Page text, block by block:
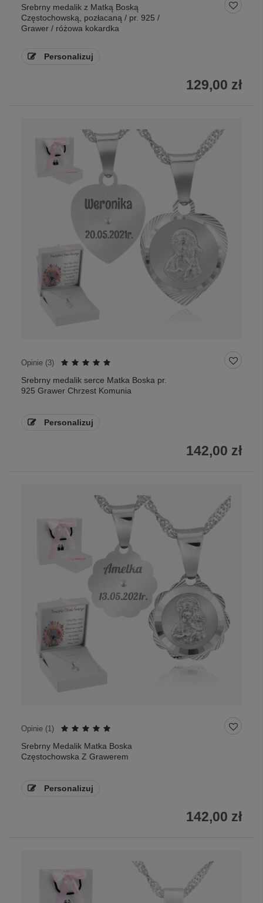
Srebrny medalik z Matką Boską
Częstochowską, pozłacaną / pr. 925 /
Grawer / różowa kokardka
Personalizuj
129,00 zł
Opinie (3)
Srebrny medalik serce Matka Boska pr.
925 Grawer Chrzest Komunia
Personalizuj
142,00 zł
Opinie (1)
Srebrny Medalik Matka Boska
Częstochowska Z Grawerem
Personalizuj
142,00 zł